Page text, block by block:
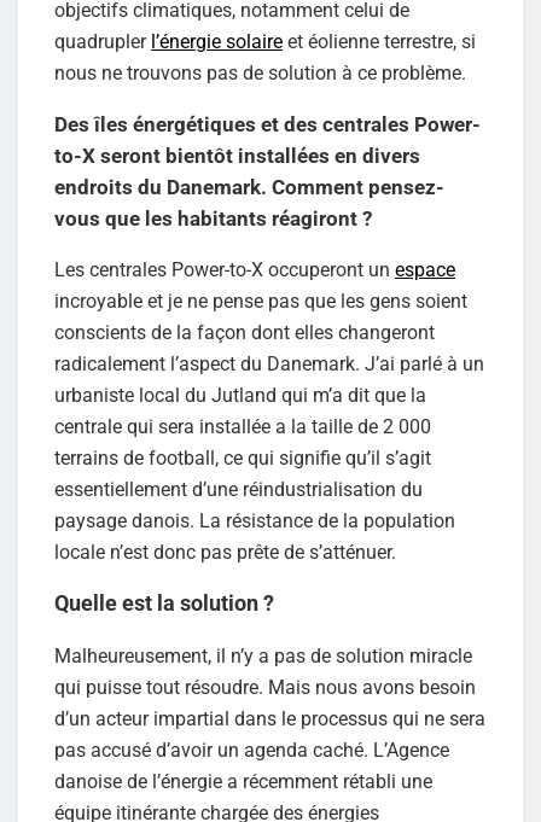
objectifs climatiques, notamment celui de
quadrupler l’énergie solaire et éolienne terrestre, si
nous ne trouvons pas de solution à ce problème.
Des îles énergétiques et des centrales Power-
to-X seront bientôt installées en divers
endroits du Danemark. Comment pensez-
vous que les habitants réagiront ?
Les centrales Power-to-X occuperont un espace
incroyable et je ne pense pas que les gens soient
conscients de la façon dont elles changeront
radicalement l’aspect du Danemark. J’ai parlé à un
urbaniste local du Jutland qui m’a dit que la
centrale qui sera installée a la taille de 2 000
terrains de football, ce qui signifie qu’il s’agit
essentiellement d’une réindustrialisation du
paysage danois. La résistance de la population
locale n’est donc pas prête de s’atténuer.
Quelle est la solution ?
Malheureusement, il n’y a pas de solution miracle
qui puisse tout résoudre. Mais nous avons besoin
d’un acteur impartial dans le processus qui ne sera
pas accusé d’avoir un agenda caché. L’Agence
danoise de l’énergie a récemment rétabli une
équipe itinérante chargée des énergies